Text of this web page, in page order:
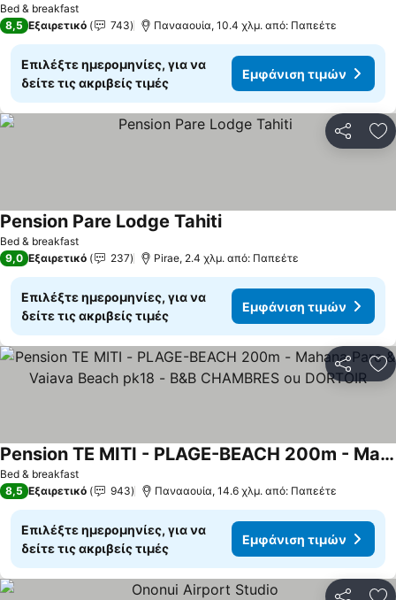
Bed & breakfast
8,5 Εξαιρετικό 743 Πανααουία, 10.4 χλμ. από: Παπεέτε
Επιλέξτε ημερομηνίες, για να
δείτε τις ακριβείς τιμές
Εμφάνιση τιμών
Bed & breakfast
Pension Pare Lodge TahitiΕμφάνιση τιμών
9,0 Εξαιρετικό 237 Pirae, 2.4 χλμ. από: Παπεέτε
Επιλέξτε ημερομηνίες, για να
δείτε τις ακριβείς τιμές
Εμφάνιση τιμών
Bed & breakfast
Pension TE MITI - PLAGE-BEACH 200m - Mahana Parc & Vaiava Beach pk18 - B&B CHAMBRES ou DORTOIR
Εμφάνιση τιμών
8,5 Εξαιρετικό 943 Πανααουία, 14.6 χλμ. από: Παπεέτε
Επιλέξτε ημερομηνίες, για να
δείτε τις ακριβείς τιμές
Εμφάνιση τιμών